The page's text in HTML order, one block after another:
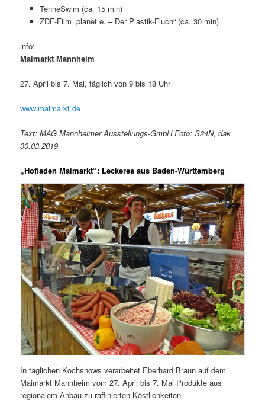
TenneSwim (ca. 15 min)
ZDF-Film „planet e. – Der Plastik-Fluch“ (ca. 30 min)
info:
Maimarkt Mannheim
27. April bis 7. Mai, täglich von 9 bis 18 Uhr
www.maimarkt.de
Text: MAG Mannheimer Ausstellungs-GmbH Foto: S24N, dak
30.03.2019
„Hofladen Maimarkt“: Leckeres aus Baden-Württemberg
In täglichen Kochshows verarbeitet Eberhard Braun auf dem
Maimarkt Mannheim vom 27. April bis 7. Mai Produkte aus
regionalem Anbau zu raffinierten Köstlichkeiten